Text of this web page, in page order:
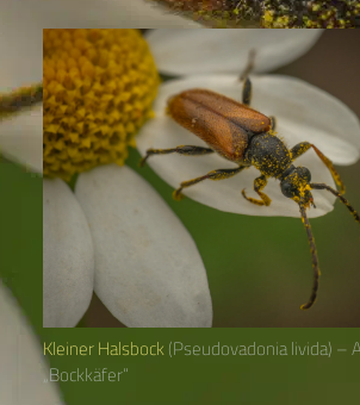
Kleiner Halsbock(Pseudovadonia livida) –
„Bockkäfer“